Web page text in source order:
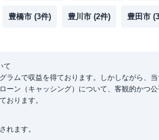
豊橋市 (3件) 豊川市 (2件) 豊田市 (3
て
ラムで収益を得ております。しかしながら、
ン（キャッシング）について、客観的かつ
おります。
れます。